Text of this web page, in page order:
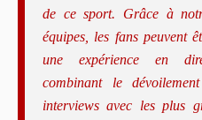
de ce sport. Grâce à
équipes, les fans peuvent
une expérience en
combinant le
interviews avec les plus